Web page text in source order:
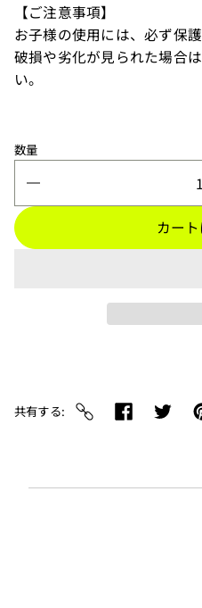
【ご注意事項】
お子様の使用には、必ず保
破損や劣化が見られた場合
い。
数量
カー
共有する